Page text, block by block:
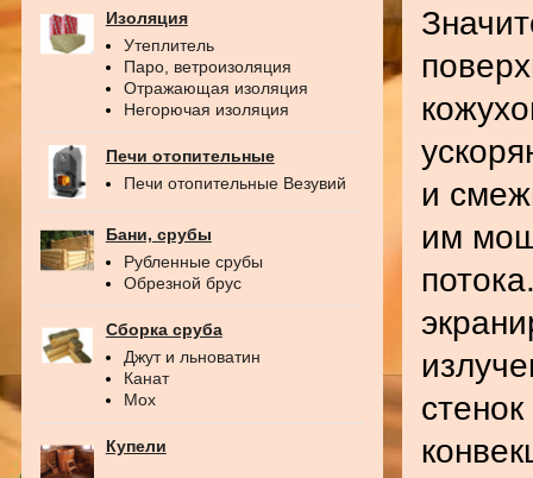
Изоляция
Утеплитель
Паро, ветроизоляция
Отражающая изоляция
Негорючая изоляция
Печи отопительные
Печи отопительные Везувий
Бани, срубы
Рубленные срубы
Обрезной брус
Сборка сруба
Джут и льноватин
Канат
Мох
Купели
и
им